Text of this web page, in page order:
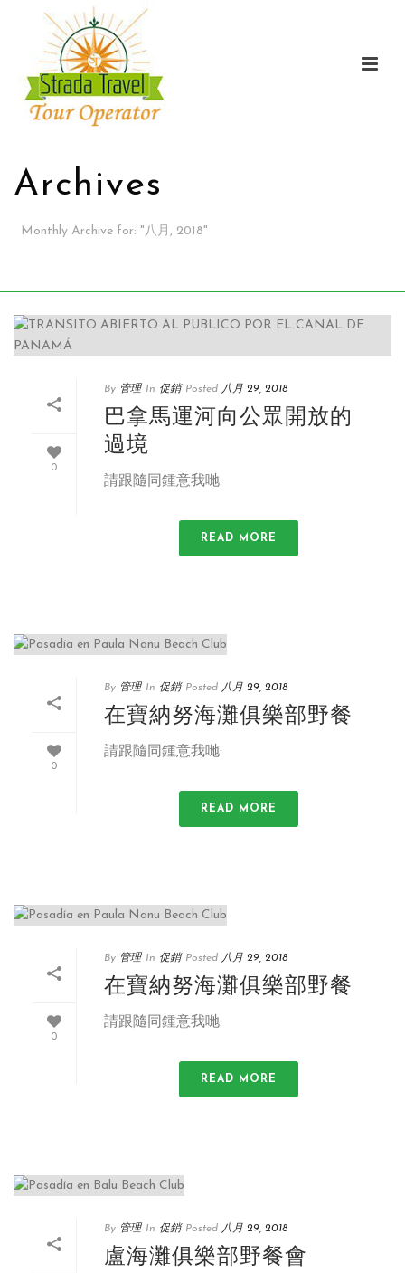
Archives
Monthly Archive for: "八月, 2018"
0
By 管理 In 促銷 Posted 八月 29, 2018
巴拿馬運河向公眾開放的
過境
請跟隨同鍾意我哋:
READ MORE
0
By 管理 In 促銷 Posted 八月 29, 2018
在寶納努海灘俱樂部野餐
請跟隨同鍾意我哋:
READ MORE
0
By 管理 In 促銷 Posted 八月 29, 2018
在寶納努海灘俱樂部野餐
請跟隨同鍾意我哋:
READ MORE
By 管理 In 促銷 Posted 八月 29, 2018
盧海灘俱樂部野餐會